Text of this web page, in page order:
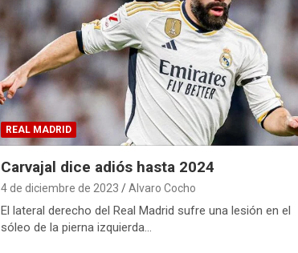
REAL MADRID
Carvajal dice adiós hasta 2024
4 de diciembre de 2023 Alvaro Cocho
El lateral derecho del Real Madrid sufre una lesión en el
sóleo de la pierna izquierda…